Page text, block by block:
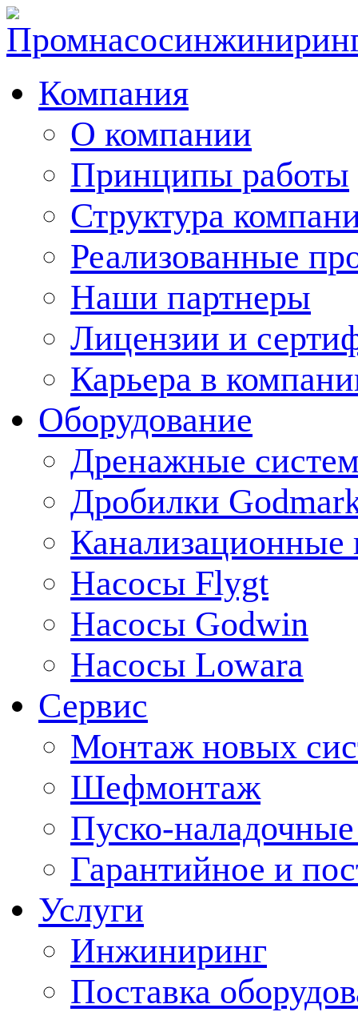
Компания
О компании
Принципы работы
Структура
Реализованные
Наши партнеры
Лицензии и
Карьера в
Оборудование
Дренажные
Дробилки
Канализационные
Насосы Flygt
Насосы Godwin
Насосы Lowara
Сервис
Монтаж новых
Шефмонтаж
Пуско-
Гарантийное и
Услуги
Инжиниринг
Поставка